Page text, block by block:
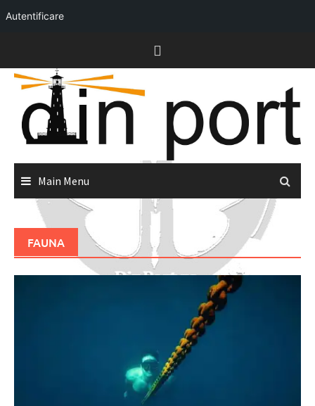
Autentificare
content
Main Menu
FAUNA